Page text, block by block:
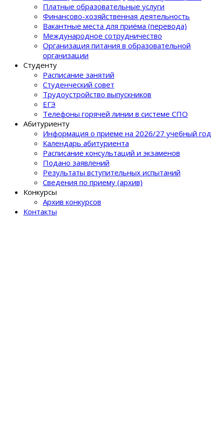
Платные образовательные услуги
Финансово-хозяйственная деятельность
Вакантные места для приёма (перевода)
Международное сотрудничество
Организация питания в образовательной
организации
Студенту
Расписание занятий
Студенческий совет
Трудоустройство выпускников
ЕГЭ
Телефоны горячей линии в системе СПО
Абитуриенту
Информация о приеме на 2026/27 учебный год
Календарь абитуриента
Расписание консультаций и экзаменов
Подано заявлений
Результаты вступительных испытаний
Сведения по приему (архив)
Конкурсы
Архив конкурсов
Контакты